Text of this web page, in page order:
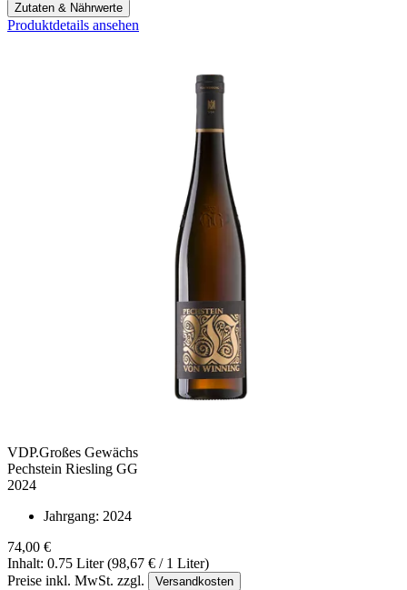
Zutaten & Nährwerte
Produktdetails ansehen
VDP.Großes Gewächs
Pechstein Riesling GG
2024
Jahrgang: 2024
74,00 €
Inhalt: 0.75 Liter (98,67 € / 1 Liter)
Preise inkl. MwSt. zzgl.
Versandkosten